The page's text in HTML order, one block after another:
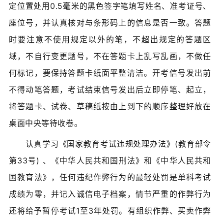
定位置处用0.5毫米的黑色签字笔填写姓名、准考证号、
座位号，并认真核对与条形码上的信息是否一致。答题
时要注意不使用规定以外的笔，不超出规定的答题区
域，不自行变更题号，不在答题卡上乱写乱画，不做任
何标记，要保持答题卡纸面平整清洁。开考信号发出前
不得动笔答题，考试结束信号发出后立即停笔、起立，
将答题卡、试卷、草稿纸按由上到下的顺序整理好放在
桌面中央等待收卷。
认真学习《国家教育考试违规处理办法》(教育部令
第33号) 、《中华人民共和国刑法》和《中华人民共和
国教育法》，任何违纪作弊行为的最轻处罚是单科考试
成绩为零，并记入诚信电子档案，情节严重的作弊行为
还将给予暂停考试1至3年处罚。有组织作弊、买卖作弊